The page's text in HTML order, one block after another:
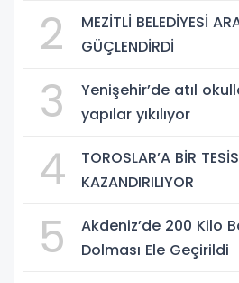
2
MEZİTLİ BELEDİYESİ
GÜÇLENDİRDİ
3
Yenişehir’de atıl
yapılar yıkılıyor
4
TOROSLAR’A BİR
KAZANDIRILIYOR
5
Akdeniz’de 200 Kilo
Dolması Ele Geçirildi